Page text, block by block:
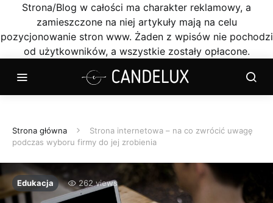
Strona/Blog w całości ma charakter reklamowy, a
zamieszczone na niej artykuły mają na celu
pozycjonowanie stron www. Żaden z wpisów nie pochodzi
od użytkowników, a wszystkie zostały opłacone.
Strona główna
Strona internetowa – na co zwrócić uwagę
podczas wyboru firmy do jej zrobienia
Edukacja 262 views